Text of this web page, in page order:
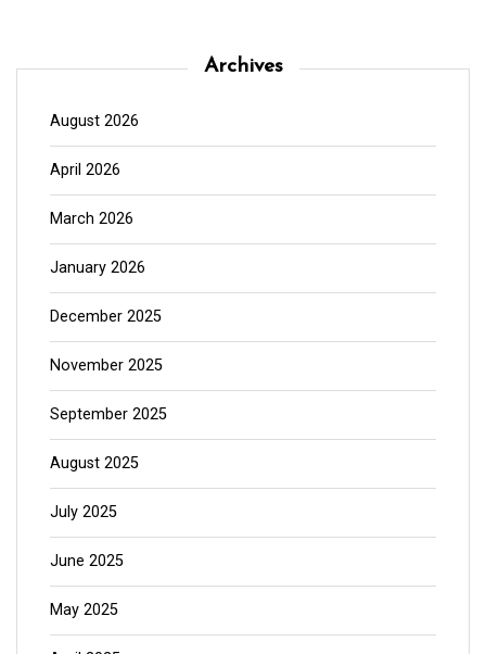
Archives
August 2026
April 2026
March 2026
January 2026
December 2025
November 2025
September 2025
August 2025
July 2025
June 2025
May 2025